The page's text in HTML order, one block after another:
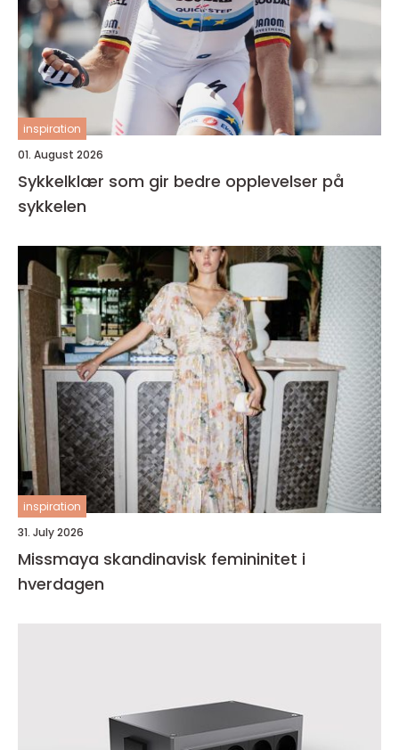
inspiration
01. August 2026
Sykkelklær som gir bedre opplevelser på
sykkelen
inspiration
31. July 2026
Missmaya skandinavisk femininitet i
hverdagen